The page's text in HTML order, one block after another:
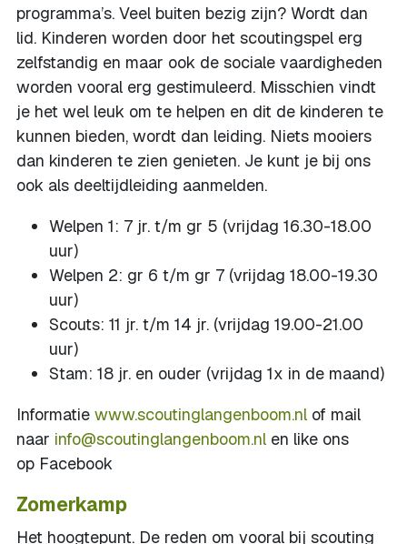
programma’s. Veel buiten bezig zijn? Wordt dan
lid. Kinderen worden door het scoutingspel erg
zelfstandig en maar ook de sociale vaardigheden
worden vooral erg gestimuleerd. Misschien vindt
je het wel leuk om te helpen en dit de kinderen te
kunnen bieden, wordt dan leiding. Niets mooiers
dan kinderen te zien genieten. Je kunt je bij ons
ook als deeltijdleiding aanmelden.
Welpen 1: 7 jr. t/m gr 5 (vrijdag 16.30-18.00
uur)
Welpen 2: gr 6 t/m gr 7 (vrijdag 18.00-19.30
uur)
Scouts: 11 jr. t/m 14 jr. (vrijdag 19.00-21.00
uur)
Stam: 18 jr. en ouder (vrijdag 1x in de maand)
Informatie www.scoutinglangenboom.nl of mail
naar info@scoutinglangenboom.nl en like ons
op Facebook
Zomerkamp
Het hoogtepunt. De reden om vooral bij scouting